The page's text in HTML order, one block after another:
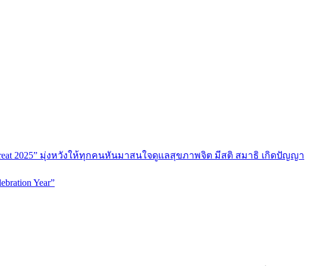
2025” มุ่งหวังให้ทุกคนหันมาสนใจดูแลสุขภาพจิต มีสติ สมาธิ เกิดปัญญา
Year”